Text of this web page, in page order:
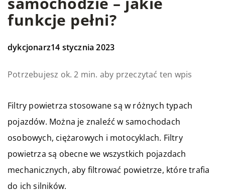
funkcje pełni?
dykcjonarz14 stycznia 2023
Potrzebujesz ok. 2 min. aby przeczytać ten wpis
Filtry powietrza stosowane są w różnych typach
pojazdów. Można je znaleźć w samochodach
osobowych, ciężarowych i motocyklach. Filtry
powietrza są obecne we wszystkich pojazdach
mechanicznych, aby filtrować powietrze, które trafia
do ich silników.